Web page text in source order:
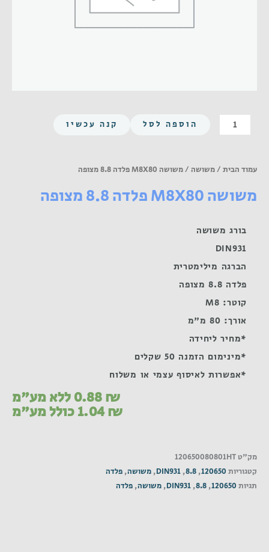
כמות
של
8.8
הוספה לסל קנה עכשיו
עמוד הבית /משושה / משושה M8X80 פלדה 8.8 מצופה
משושה M8X80 פלדה 8.8 מצופה
בורג משושה
DIN931
הברגה מילימטרית
פלדה 8.8 מצופה
קוטר: M8
אורך: 80 מ"מ
*מחיר ליחידה
*מינימום הזמנה 50 שקלים
*אפשרות לאיסוף עצמי או משלוח
0.88₪ ללא מע"מ
1.04₪ כולל מע"מ
מק"ט120650080801HT
קטגוריות 120650
,
8.8
,
DIN931
, משושה, פלדה
תגיות 120650
,
8.8
,
DIN931
, משושה, פלדה